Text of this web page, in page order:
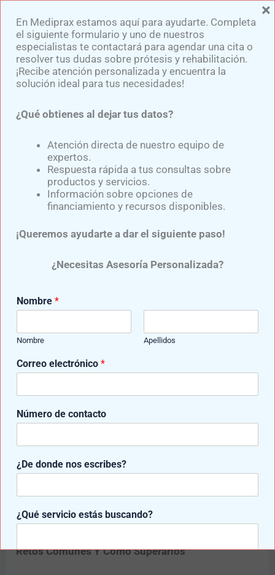
contenido
Retos Al Usar Prótesis De
Pierna
Samuel Medina/junio 11, 2025
conocerlos ayuda a superarlos de manera exitosa.
Nuestra experta en rehabilitación antes y durante
el uso de prótesis de pierna la
realistas.
Retos Comunes Y Cómo Superarlos
En Mediprax estamos aquí para ayudarte. Completa
el siguiente formulario y uno de nuestros
especialistas te contactará para agendar una cita o
resolver tus dudas sobre prótesis y rehabilitación.
¡Recibe atención personalizada y encuentra la
solución ideal para tus necesidades!
¿Qué obtienes al dejar tus datos?
Atención directa de nuestro equipo de
expertos.
Respuesta rápida a tus consultas sobre
productos y servicios.
Información sobre opciones de
financiamiento y recursos disponibles.
¡Queremos ayudarte a dar el siguiente paso!
¿Necesitas Asesoría Personalizada?
Nombre *
Nombre Apellidos
Correo electrónico *
Número de contacto
¿De donde nos escribes?
s
s
¿Qué servicio estás buscando?
×